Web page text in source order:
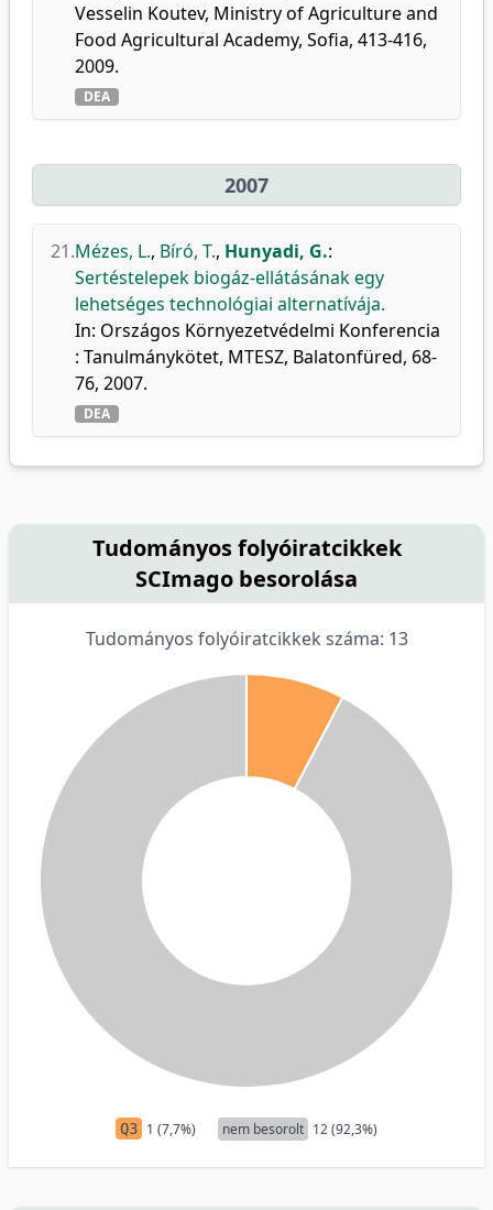
Vesselin Koutev, Ministry of Agriculture and
Food Agricultural Academy, Sofia, 413-416,
2009.
DEA
2007
21.Mézes, L., Bíró, T., Hunyadi, G.:
Sertéstelepek biogáz-ellátásának egy
lehetséges technológiai alternatívája.
In: Országos Környezetvédelmi Konferencia
: Tanulmánykötet, MTESZ, Balatonfüred, 68-
76, 2007.
DEA
Tudományos folyóiratcikkek
SCImago besorolása
Tudományos folyóiratcikkek száma: 13
Q3 1 (7,7%) nem besorolt 12 (92,3%)